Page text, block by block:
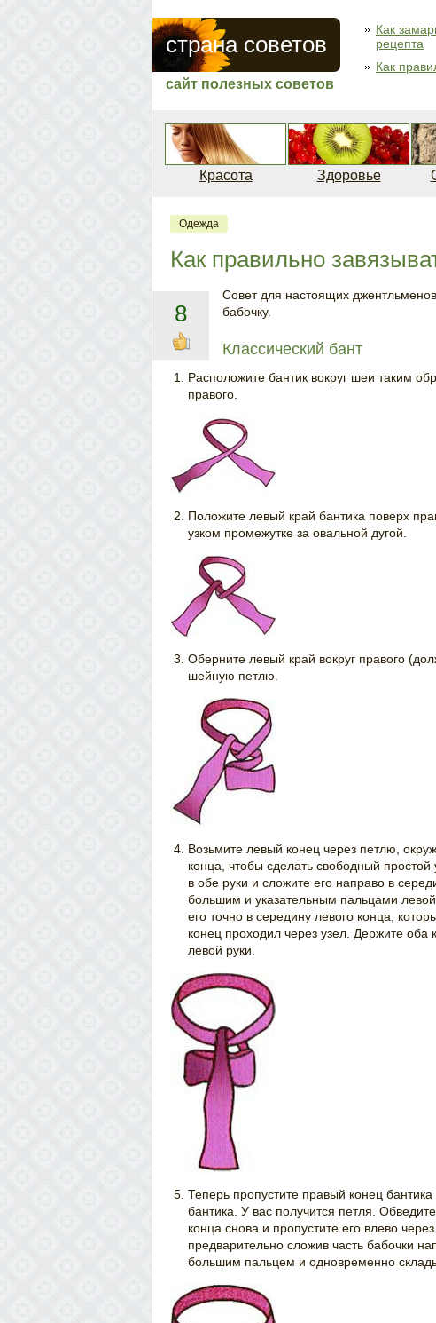
страна советов
сайт полезных советов
Как
рецепта
Как
Красота Здоровье
Одежда
Как правильно
8
Совет для настоящих джентльменов
бабочку.
Классический бант
Расположите бантик вокруг шеи таким
правого.
Положите левый край бантика поверх
узком промежутке за овальной дугой.
Оберните левый край вокруг правого
шейную петлю.
Возьмите левый конец через петлю,
конца, чтобы сделать свободный простой
в обе руки и сложите его направо в
большим и указательным пальцами
его точно в середину левого конца,
конец проходил через узел. Держите
левой руки.
Теперь пропустите правый конец бантика
бантика. У вас получится петля.
конца снова и пропустите его влево
предварительно сложив часть бабочки
большим пальцем и одновременно